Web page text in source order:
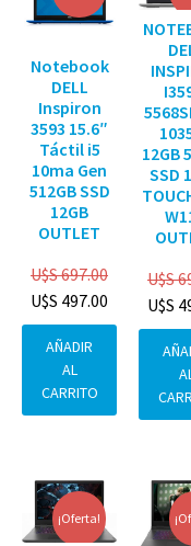
Notebook
DELL
Inspiron
3593 15.6″
Táctil i5
10ma Gen
512GB SSD
12GB
OUTLET
U$S697.00
U$S 497.00
AÑADIR
AL
CARRITO
12GB
SSD
U$S
U$S
¡Oferta!